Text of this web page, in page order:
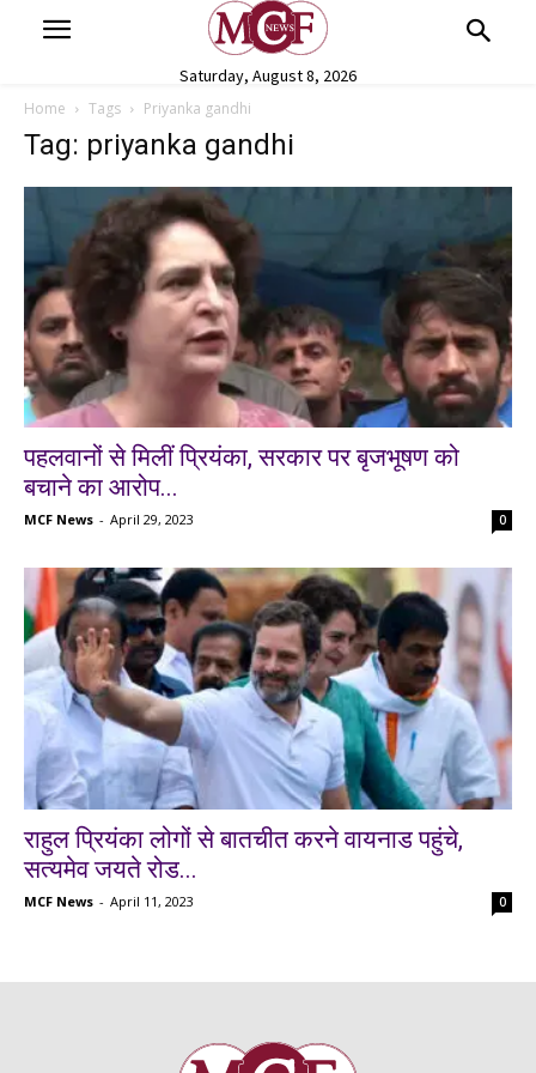
Saturday, August 8, 2026
Home Tags Priyanka gandhi
Tag: priyanka gandhi
पहलवानों से मिलीं प्रियंका, सरकार पर बृजभूषण को
बचाने का आरोप...
MCF News - April 29, 2023 0
राहुल प्रियंका लोगों से बातचीत करने वायनाड पहुंचे,
सत्यमेव जयते रोड...
MCF News - April 11, 2023 0